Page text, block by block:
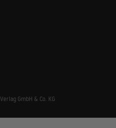
GmbH & Co. KG